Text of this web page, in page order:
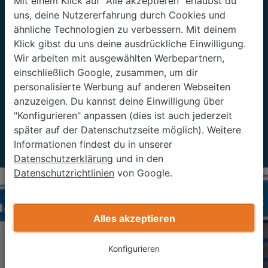
uns, deine Nutzererfahrung durch Cookies und
ähnliche Technologien zu verbessern. Mit deinem
Klick gibst du uns deine ausdrückliche Einwilligung.
Wir arbeiten mit ausgewählten Werbepartnern,
einschließlich Google, zusammen, um dir
personalisierte Werbung auf anderen Webseiten
anzuzeigen. Du kannst deine Einwilligung über
"Konfigurieren" anpassen (dies ist auch jederzeit
später auf der Datenschutzseite möglich). Weitere
Informationen findest du in unserer
Datenschutzerklärung und in den
Datenschutzrichtlinien von Google.
Alles akzeptieren
Konfigurieren
12 Autos
Im Durchschnitt bewerten wir
12 Autos pro Minute
10
Wir sind in 10 europäischen
Ländern vertreten